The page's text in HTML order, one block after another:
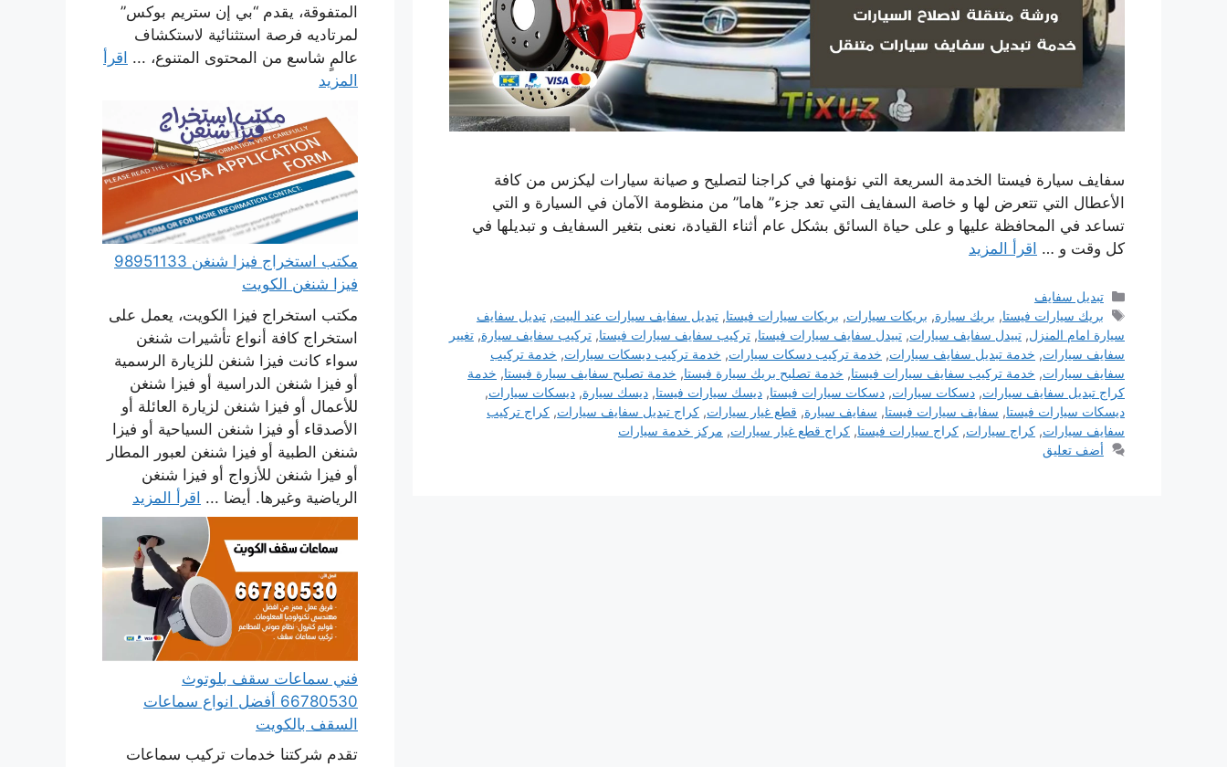
سفايف سيارة فيستا الخدمة السريعة التي نؤمنها في كراجنا لتصليح و صيانة سيارات ليكزس من كافة
الأعطال التي تتعرض لها و خاصة السفايف التي تعد جزء” هاما” من منظومة الآمان في السيارة و التي
تساعد في المحافظة عليها و على حياة السائق بشكل عام أثناء القيادة، نعنى بتغير السفايف و تبديلها في
كل وقت و … اقرأ المزيد
التصنيفات
تبديل سفايف
الوسوم
بريك سيارات فيستا, بريك سيارة, بريكات سيارات, بريكات سيارات فيستا,تبديل سفايف سيارات عند البيت,تبديل سفايف
سيارة امام المنزل, تبيدل سفايف سيارات, تبيدل سفايف سيارات فيستا, تركيب سفايف سيارات فيستا, تركيب سفايف سيارة, تغيير
سفايف سيارات, خدمة تبديل سفايف سيارات, خدمة تركيب دسكات سيارات, خدمة تركيب ديسكات سيارات, خدمة تركيب
سفايف سيارات, خدمة تركيب سفايف سيارات فيستا, خدمة تصليح بريك سيارة فيستا, خدمة تصليح سفايف سيارة فيستا, خدمة
كراج تبديل سفايف سيارات, دسكات سيارات, دسكات سيارات فيستا, ديسك سيارات فيستا, ديسك سيارة, ديسكات سيارات,
ديسكات سيارات فيستا, سفايف سيارات فيستا, سفايف سيارة, قطع غيار سيارات, كراج تبديل سفايف سيارات, كراج تركيب
سفايف سيارات, كراج سيارات, كراج سيارات فيستا, كراج قطع غيار سيارات, مركز خدمة سيارات
أضف تعليق
المتفوقة، يقدم “بي إن ستريم بوكس”
لمرتاديه فرصة استثنائية لاستكشاف
عالمٍ شاسع من المحتوى المتنوع، ... اقرأ
المزيد
مكتب استخراج فيزا شنغن 98951133
فيزا شنغن الكويت
مكتب استخراج فيزا الكويت، يعمل على
استخراج كافة أنواع تأشيرات شنغن
سواء كانت فيزا شنغن للزيارة الرسمية
أو فيزا شنغن الدراسية أو فيزا شنغن
للأعمال أو فيزا شنغن لزيارة العائلة أو
الأصدقاء أو فيزا شنغن السياحية أو فيزا
شنغن الطبية أو فيزا شنغن لعبور المطار
أو فيزا شنغن للأزواج أو فيزا شنغن
الرياضية وغيرها. أيضا ... اقرأ المزيد
فني سماعات سقف بلوتوث
66780530 أفضل انواع سماعات
السقف بالكويت
تقدم شركتنا خدمات تركيب سماعات